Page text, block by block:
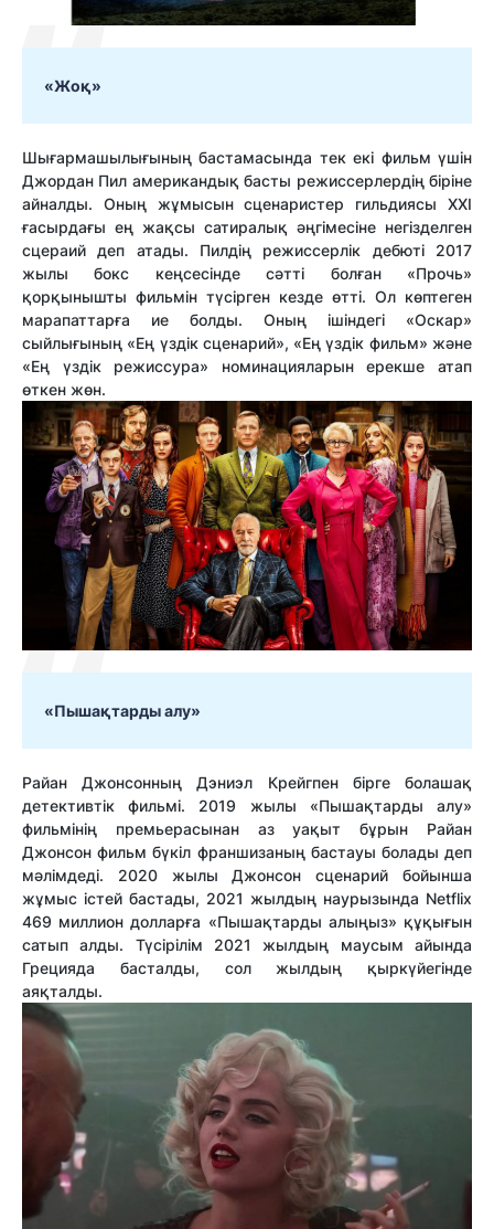
«Жоқ»
Шығармашылығының бастамасында тек екі фильм үшін
Джордан Пил американдық басты режиссерлердің біріне
айналды. Оның жұмысын сценаристер гильдиясы ХХІ
ғасырдағы ең жақсы сатиралық әңгімесіне негізделген
сцераий деп атады. Пилдің режиссерлік дебюті 2017
жылы бокс кеңсесінде сәтті болған «Прочь»
қорқынышты фильмін түсірген кезде өтті. Ол көптеген
марапаттарға ие болды. Оның ішіндегі «Оскар»
сыйлығының «Ең үздік сценарий», «Ең үздік фильм» және
«Ең үздік режиссура» номинацияларын ерекше атап
өткен жөн.
«Пышақтарды алу»
Райан Джонсонның Дэниэл Крейгпен бірге болашақ
детективтік фильмі. 2019 жылы «Пышақтарды алу»
фильмінің премьерасынан аз уақыт бұрын Райан
Джонсон фильм бүкіл франшизаның бастауы болады деп
мәлімдеді. 2020 жылы Джонсон сценарий бойынша
жұмыс істей бастады, 2021 жылдың наурызында Netflix
469 миллион долларға «Пышақтарды алыңыз» құқығын
сатып алды. Түсірілім 2021 жылдың маусым айында
Грецияда басталды, сол жылдың қыркүйегінде
аяқталды.